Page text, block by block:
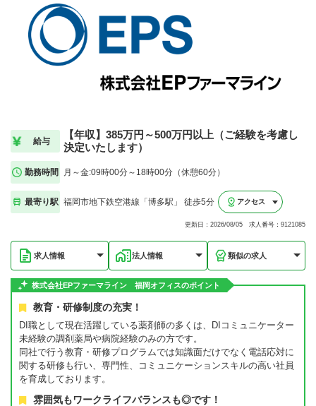
給与
【年収】385万円～500万円以上（ご経験を考慮し
決定いたします）
勤務時間 月～金:09時00分～18時00分（休憩60分）
最寄り駅 福岡市地下鉄空港線「博多駅」 徒歩5分 アクセス
更新日：2026/08/05 求人番号：9121085
求人情報 法人情報 類似の求人
株式会社EPファーマライン 福岡オフィスのポイント
教育・研修制度の充実！
DI職として現在活躍している薬剤師の多くは、DIコミュニケーター
未経験の調剤薬局や病院経験のみの方です。
同社で行う教育・研修プログラムでは知識面だけでなく電話応対に
関する研修も行い、専門性、コミュニケーションスキルの高い社員
を育成しております。
雰囲気もワークライフバランスも◎です！